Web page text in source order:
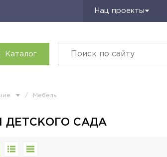
Нац проекты
Каталог
/ Мебель
ДЕТСКОГО САДА